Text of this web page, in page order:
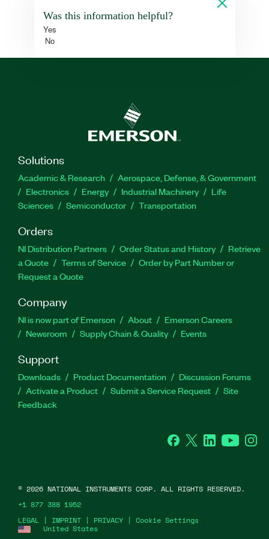
Was this information helpful?
Yes
No
Solutions
Academic & Research
Aerospace, Defense, & Government
Electronics
Energy Industrial Machinery
Life
Sciences
Semiconductor Transportation
Orders
NI Distribution Partners Order Status and History
Retrieve
a Quote
Terms of Service
Order by Part Number or
Request a Quote
Company
NI is now part of Emerson About
Emerson Careers
Newsroom
Supply Chain & Quality Events
Support
Downloads Product Documentation
Discussion Forums
Activate a Product
Submit a Service Request
Site
Feedback
Facebook
Twitter LinkedInYouTube
United States
LEGAL | IMPRINT | PRIVACY | Cookie Settings
© 2026 NATIONAL INSTRUMENTS CORP. ALL RIGHTS RESERVED.
+1 877 388 1952